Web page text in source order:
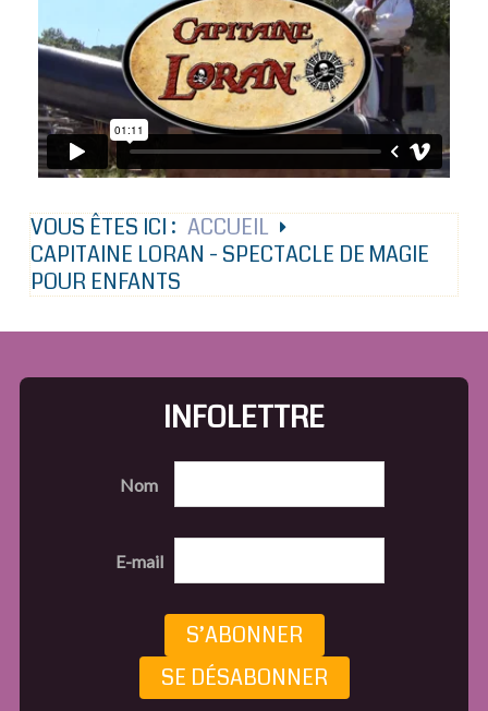
VOUS ÊTES ICI : ACCUEIL
CAPITAINE LORAN - SPECTACLE DE MAGIE
POUR ENFANTS
INFOLETTRE
Nom
E-mail
S’ABONNER
SE DÉSABONNER